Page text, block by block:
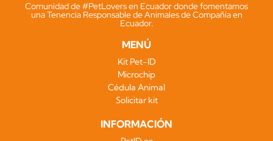
Comunidad de #PetLovers en Ecuador donde fomentamos
una Tenencia Responsable de Animales de Compañía en
Ecuador.
MENÚ
Kit Pet-ID
Microchip
Cédula Animal
Solicitar kit
INFORMACIÓN